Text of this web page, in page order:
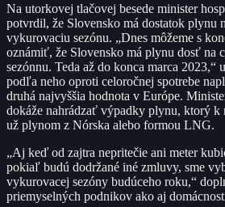
Na utorkovej tlačovej besede minister
potvrdil, že Slovensko má dostatok plynu
vykurovaciu sezónu. „Dnes môžeme s
oznámiť, že Slovensko má plynu dosť na
sezónnu. Teda až do konca marca 2023,“
podľa neho oproti celoročnej spotrebe
druhá najvyššia hodnota v Európe.
dokáže nahrádzať výpadky plynu, ktorý k
už plynom z Nórska alebo formou LNG.
„Aj keď od zajtra nepritečie ani meter
pokiaľ budú dodržané iné zmluvy, sme
vykurovacej sezóny budúceho roku,“
priemyselných podnikov ako aj